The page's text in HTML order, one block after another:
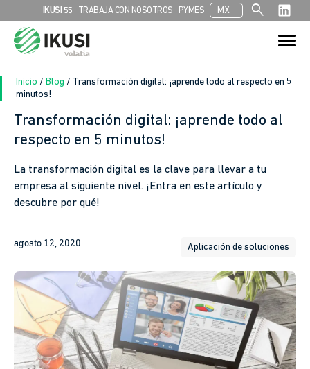
IKUSI 55 TRABAJA CON NOSOTROS PYMES MX search
Search
for:
Search Button
Inicio / Blog / Transformación digital: ¡aprende todo al respecto en 5
minutos!
Transformación digital: ¡aprende todo al
respecto en 5 minutos!
La transformación digital es la clave para llevar a tu
empresa al siguiente nivel. ¡Entra en este artículo y
descubre por qué!
agosto 12, 2020 Aplicación de soluciones